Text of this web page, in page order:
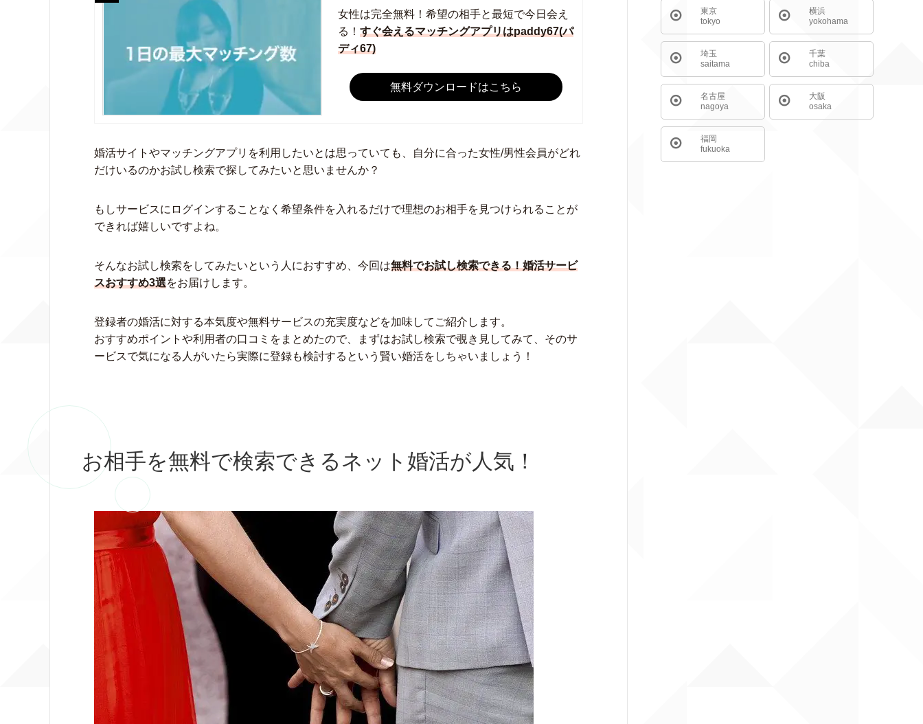
女性は完全無料！希望の相手と最短で今日会え
る！ すぐ会えるマッチングアプリはpaddy67(パ
ディ67)
無料ダウンロードはこちら
婚活サイトやマッチングアプリを利用したいとは思っていても、自分に合った女性/男性会員がどれ
だけいるのかお試し検索で探してみたいと思いませんか？
もしサービスにログインすることなく希望条件を入れるだけで理想のお相手を見つけられることが
できれば嬉しいですよね。
そんなお試し検索をしてみたいという人におすすめ、今回は無料でお試し検索できる！婚活サービ
スおすすめ3選をお届けします。
登録者の婚活に対する本気度や無料サービスの充実度などを加味してご紹介します。
おすすめポイントや利用者の口コミをまとめたので、まずはお試し検索で覗き見してみて、そのサ
ービスで気になる人がいたら実際に登録も検討するという賢い婚活をしちゃいましょう！
お相手を無料で検索できるネット婚活が人気！
東京
tokyo
横浜
yokohama
埼玉
saitama
千葉
chiba
名古屋
nagoya
大阪
osaka
福岡
fukuoka